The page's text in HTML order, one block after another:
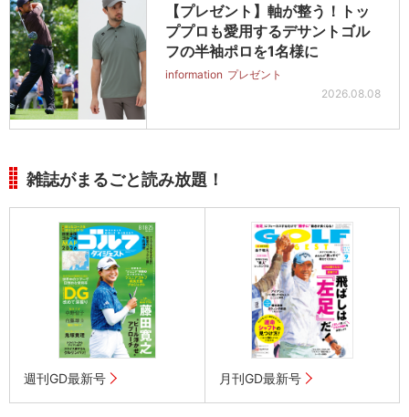
【プレゼント】軸が整う！トッ
ププロも愛用するデサントゴル
フの半袖ポロを1名様に
information プレゼント
2026.08.08
雑誌がまるごと読み放題！
週刊GD最新号 月刊GD最新号